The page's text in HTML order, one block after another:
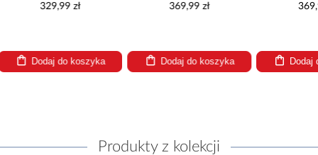
369,99 zł
Dodaj do koszyka
369,99 zł
Dodaj do koszyka
Produkty z kolekcji